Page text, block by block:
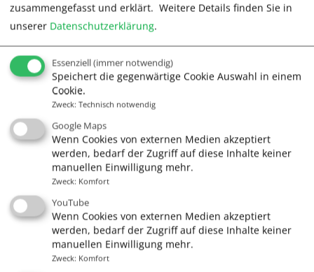
21335 Lüneburg
Tel. 04131/380022
info@segelschule.de
Quick Links
Gutscheine
Führerscheine
Törns & Mitsegeln
zusammengefasst und erklärt. Weitere Details finden Sie in
unserer Datenschutzerklärung.
Essenziell(immer notwendig)
Speichert die gegenwärtige Cookie Auswahl in einem
Cookie.
Zweck: Technisch notwendig
Google Maps
Wenn Cookies von externen Medien akzeptiert
werden, bedarf der Zugriff auf diese Inhalte keiner
manuellen Einwilligung mehr.
Zweck: Komfort
YouTube
Wenn Cookies von externen Medien akzeptiert
werden, bedarf der Zugriff auf diese Inhalte keiner
manuellen Einwilligung mehr.
Zweck: Komfort